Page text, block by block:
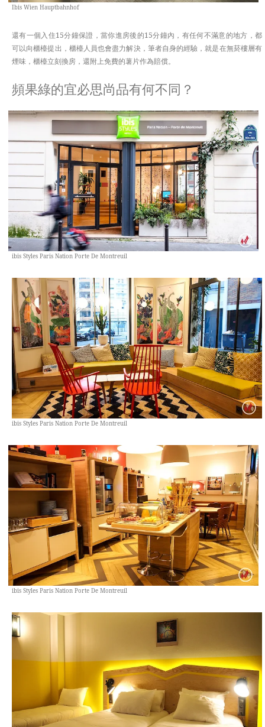
Ibis Wien Hauptbahnhof
還有一個入住15分鐘保證，當你進房後的15分鐘內，有任何不滿意的地方，都
可以向櫃檯提出，櫃檯人員也會盡力解決，筆者自身的經驗，就是在無菸樓層有
煙味，櫃檯立刻換房，還附上免費的薯片作為賠償。
頻果綠的宜必思尚品有何不同？
ibis Styles Paris Nation Porte De Montreuil
ibis Styles Paris Nation Porte De Montreuil
ibis Styles Paris Nation Porte De Montreuil